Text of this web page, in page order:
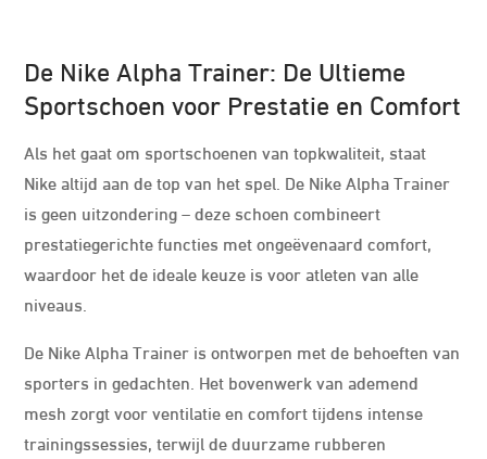
De Nike Alpha Trainer: De Ultieme
Sportschoen voor Prestatie en Comfort
Als het gaat om sportschoenen van topkwaliteit, staat
Nike altijd aan de top van het spel. De Nike Alpha Trainer
is geen uitzondering – deze schoen combineert
prestatiegerichte functies met ongeëvenaard comfort,
waardoor het de ideale keuze is voor atleten van alle
niveaus.
De Nike Alpha Trainer is ontworpen met de behoeften van
sporters in gedachten. Het bovenwerk van ademend
mesh zorgt voor ventilatie en comfort tijdens intense
trainingssessies, terwijl de duurzame rubberen